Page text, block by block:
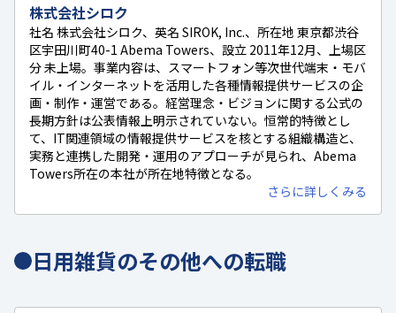
株式会社シロク
社名 株式会社シロク、英名 SIROK, Inc.、所在地 東京都渋谷
区宇田川町40-1 Abema Towers、設立 2011年12月、上場区
分 未上場。事業内容は、スマートフォン等次世代端末・モバ
イル・インターネットを活用した各種情報提供サービスの企
画・制作・運営である。経営理念・ビジョンに関する公式の
長期方針は公表情報上明示されていない。恒常的特徴とし
て、IT関連領域の情報提供サービスを核とする組織構造と、
実務と連携した開発・運用のアプローチが見られ、Abema
Towers所在の本社が所在地特徴となる。
さらに詳しくみる
日用雑貨のその他への転職